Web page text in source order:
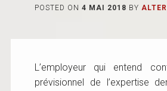
POSTED ON 4 MAI 2018 BY
L’employeur qui entend
prévisionnel de l’expertise